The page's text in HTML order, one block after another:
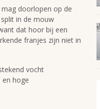
doorlopen op de
in de mouw
dat hoor bij een
franjes zijn niet in
vocht
hoge